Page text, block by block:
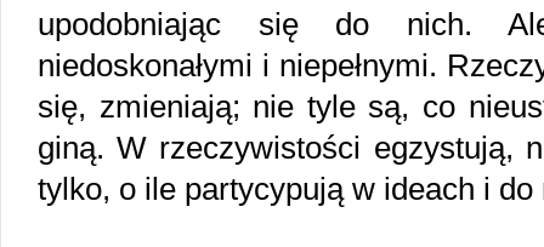
upodobniając się do nich.
niedoskonałymi i niepełnymi.
się, zmieniają; nie tyle są, co
giną. W rzeczywistości egzystują,
tylko, o ile partycypują w ideach i